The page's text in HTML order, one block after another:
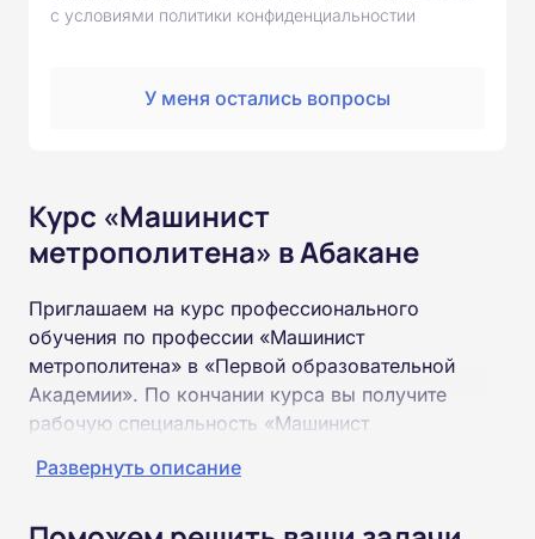
с условиями политики конфиденциальностии
У меня остались вопросы
Курс «Машинист
метрополитена» в Абакане
Приглашаем на курс профессионального
обучения по профессии «Машинист
метрополитена» в «Первой образовательной
Академии». По кончании курса вы получите
рабочую специальность «Машинист
Развернуть описание